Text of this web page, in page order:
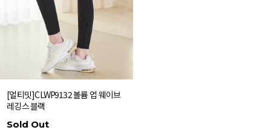
[얼티밋]CLWP9132 볼륨 업 웨이브
레깅스 블랙
Sold Out